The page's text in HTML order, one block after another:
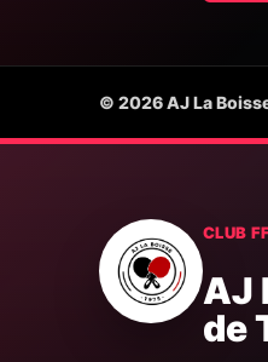
© 2026 AJ La
CLUB
AJ
de